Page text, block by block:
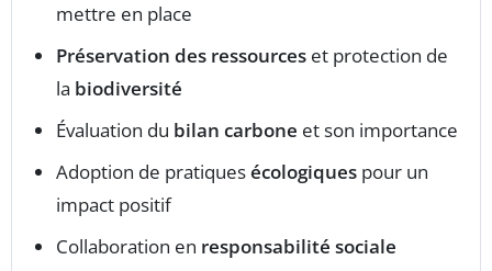
mettre en place
Préservation des ressources et protection de
la biodiversité
Évaluation du bilan carbone et son importance
Adoption de pratiquesécologiques pour un
impact positif
Collaboration en responsabilité sociale